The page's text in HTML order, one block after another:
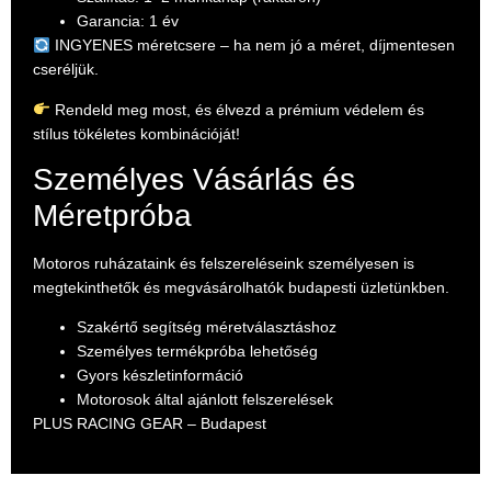
Garancia: 1 év
INGYENES méretcsere – ha nem jó a méret, díjmentesen
cseréljük.
Rendeld meg most, és élvezd a prémium védelem és
stílus tökéletes kombinációját!
Személyes Vásárlás és
Méretpróba
Motoros ruházataink és felszereléseink személyesen is
megtekinthetők és megvásárolhatók budapesti üzletünkben.
Szakértő segítség méretválasztáshoz
Személyes termékpróba lehetőség
Gyors készletinformáció
Motorosok által ajánlott felszerelések
PLUS RACING GEAR – Budapest